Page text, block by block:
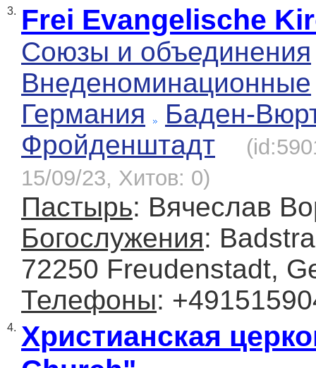
3. Frei Evangelische
Союзы и объединения
Внеденоминационные
Германия
Баден-
Фройденштадт
15/09/23, Хитов: 0)
Пастырь: Вячеслав
Богослужения:
72250 Freudenstadt,
Телефоны:
4. Христианская